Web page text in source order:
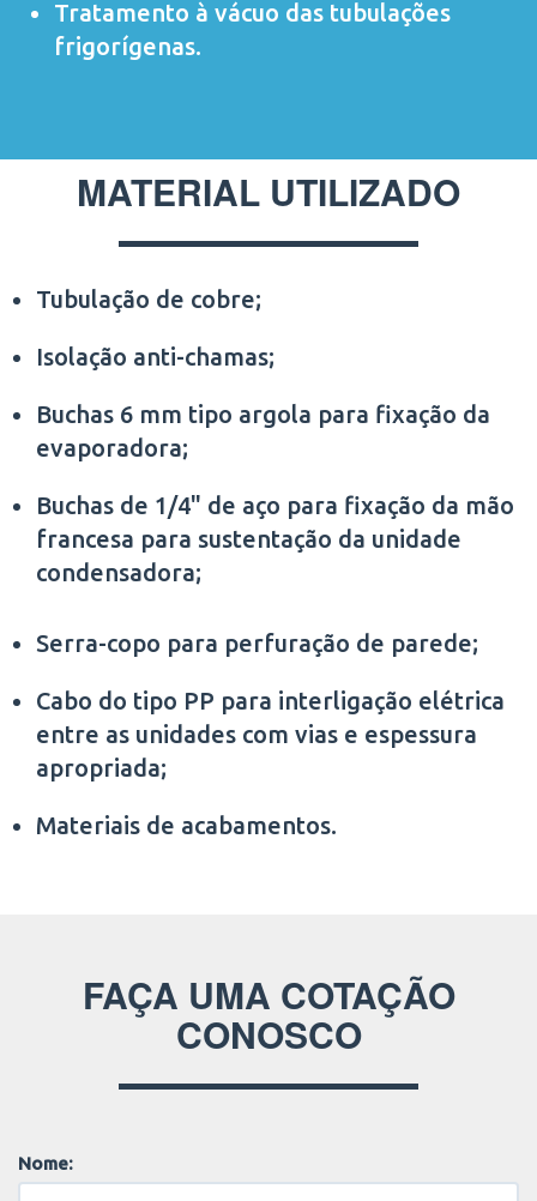
Tratamento à vácuo das tubulações
frigorígenas.
MATERIAL UTILIZADO
Tubulação de cobre;
Isolação anti-chamas;
Buchas 6 mm tipo argola para fixação da
evaporadora;
Buchas de 1/4" de aço para fixação da mão
francesa para sustentação da unidade
condensadora;
Serra-copo para perfuração de parede;
Cabo do tipo PP para interligação elétrica
entre as unidades com vias e espessura
apropriada;
Materiais de acabamentos.
FAÇA UMA COTAÇÃO
CONOSCO
Nome: